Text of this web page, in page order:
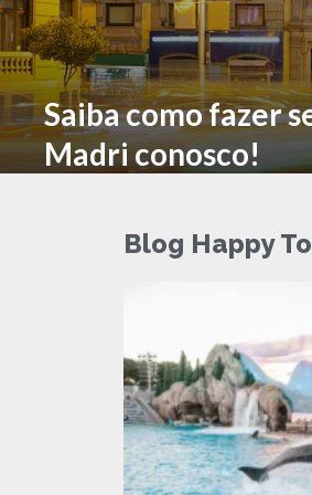
Saiba como fazer
Madri conosco!
Blog Happy